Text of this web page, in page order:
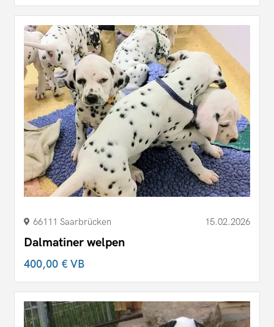
66111 Saarbrücken 15.02.2026
Dalmatiner welpen
400,00 €VB